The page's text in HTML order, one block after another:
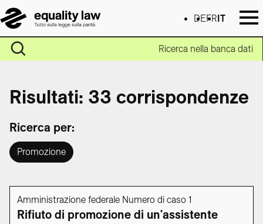
DEFR IT
Ricerca nella banca dati
Risultati: 33 corrispondenze
Ricerca per:
Promozione
Amministrazione federale Numero di caso 1
Rifiuto di promozione di un'assistente